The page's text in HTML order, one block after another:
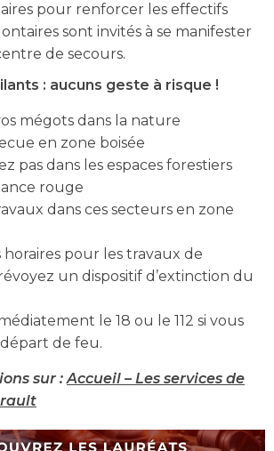
pour renforcer les effectifs
sont invités à se manifester
de secours.
: aucuns geste à risque !
mégots dans la nature
en zone boisée
pas dans les espaces forestiers
rouge
dans ces secteurs en zone
horaires pour les travaux de
un dispositif d’extinction du
le 18 ou le 112 si vous
de feu.
sur :Accueil – Les services de